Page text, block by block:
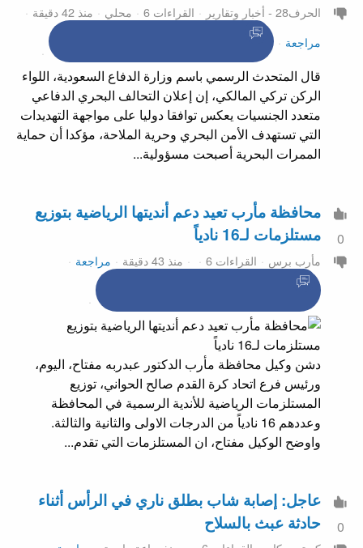
الحرف28 - أخبار وتقارير القراءات 6 محلي
منذ 42 دقيقة
مراجعة
قال المتحدث الرسمي باسم وزارة الدفاع السعودية، اللواء
الركن تركي المالكي، إن إعلان التحالف البحري الدفاعي
متعدد الجنسيات يعكس توافقا دوليا على مواجهة التهديدات
التي تستهدف الأمن البحري وحرية الملاحة، مؤكدا أن حماية
الممرات البحرية أصبحت مسؤولية...
0
محافظة مأرب تعيد دعم أنديتها الرياضية بتوزيع
مستلزمات لـ16 نادياً
مأرب برس القراءات 6 منذ 43 دقيقة مراجعة
دشن وكيل محافظة مأرب الدكتور عبدربه مفتاح، اليوم،
ورئيس فرع اتحاد كرة القدم صالح الحواني، توزيع
المستلزمات الرياضية للأندية الرسمية في المحافظة
وعددهم 16 نادياً من الدرجات الاولى والثانية والثالثة.
واوضح الوكيل مفتاح، ان المستلزمات التي تقدم...
0
عاجل: إصابة شاب بطلق ناري في الرأس أثناء
حادثة عبث بالسلاح